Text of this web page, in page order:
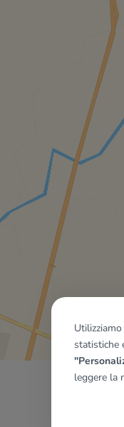
statistiche
leggere la